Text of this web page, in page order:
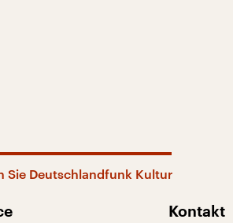
Sie Deutschlandfunk Kultur
Kontakt